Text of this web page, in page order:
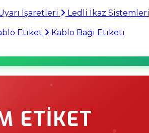
İşaretleri Ledli İkaz Sistemleri
Etiket
Kablo Bağı Etiketi
ETIKET